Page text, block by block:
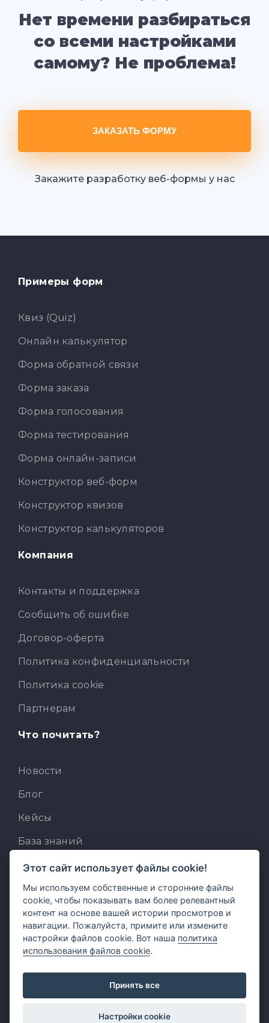
Нет времени разбираться
со всеми настройками
самому? Не проблема!
ЗАКАЗАТЬ ФОРМУ
Закажите разработку веб-формы у нас
Примеры форм
Квиз (Quiz)
Онлайн калькулятор
Форма обратной связи
Форма заказа
Форма голосования
Форма тестирования
Форма онлайн-записи
Конструктор веб-форм
Конструктор квизов
Конструктор калькуляторов
Компания
Контакты и поддержка
Сообщить об ошибке
Договор-оферта
Политика конфиденциальности
Политика cookie
Партнерам
Что почитать?
Новости
Блог
Кейсы
База знаний
Для разработчиков
Встроенный AI-ассистент
MCP для AI-клиентов
Отзывы и предложения
Этот сайт использует файлы cookie!
Мы используем собственные и сторонние файлы
cookie, чтобы показывать вам более релевантный
контент на основе вашей истории просмотров и
навигации. Пожалуйста, примите или измените
настройки файлов cookie. Вот наша политика
использования файлов cookie.
Принять все
Настройки cookie